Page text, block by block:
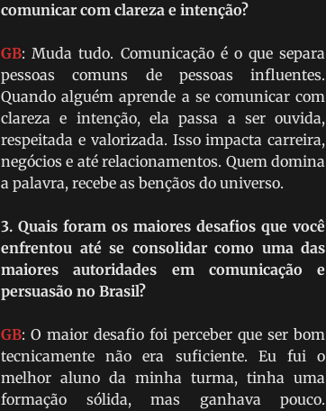
comunicar com clareza e intenção?
GB: Muda tudo. Comunicação é o que separa
pessoas comuns de pessoas influentes.
Quando alguém aprende a se comunicar com
clareza e intenção, ela passa a ser ouvida,
respeitada e valorizada. Isso impacta carreira,
negócios e até relacionamentos. Quem domina
a palavra, recebe as bençãos do universo.
3. Quais foram os maiores desafios que você
enfrentou até se consolidar como uma das
maiores autoridades em comunicação e
persuasão no Brasil?
GB: O maior desafio foi perceber que ser bom
tecnicamente não era suficiente. Eu fui o
melhor aluno da minha turma, tinha uma
formação sólida, mas ganhava pouco.